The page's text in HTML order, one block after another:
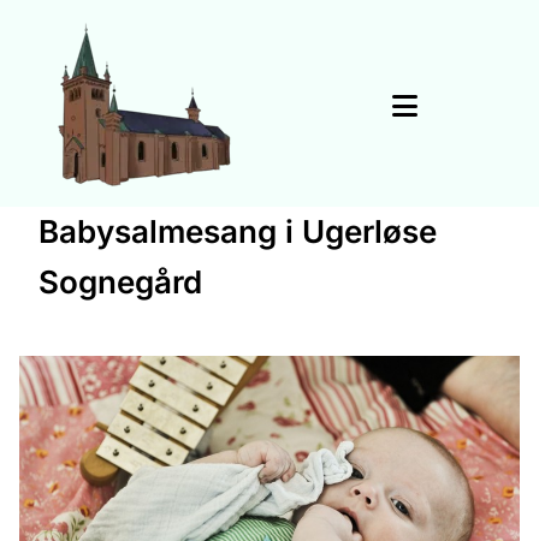
Babysalmesang i Ugerløse
Sognegård